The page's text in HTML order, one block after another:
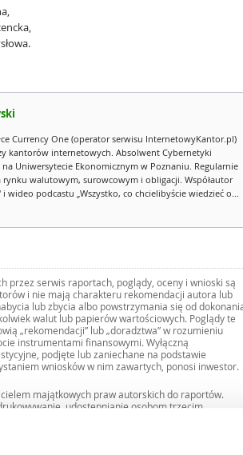
Currency One (operator serwisu InternetowyKantor.pl)
kantorów internetowych. Absolwent Cybernetyki
Uniwersytecie Ekonomicznym w Poznaniu. Regularnie
walutowym, surowcowym i obligacji. Współautor
wideo podcastu „Wszystko, co chcielibyście wiedzieć o...
przez serwis raportach, poglądy, oceny i wnioski są
i nie mają charakteru rekomendacji autora lub
lub zbycia albo powstrzymania się od
walut lub papierów wartościowych. Poglądy te
„rekomendacji” lub „doradztwa” w rozumieniu
instrumentami finansowymi. Wyłączną
podjęte lub zaniechane na podstawie
wniosków w nim zawartych, ponosi inwestor.
majątkowych praw autorskich do raportów.
udostępnianie osobom trzecim